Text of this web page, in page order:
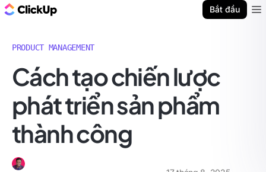
Bắt đầu
PRODUCT MANAGEMENT
Cách tạo chiến lược
phát triển sản phẩm
thành công